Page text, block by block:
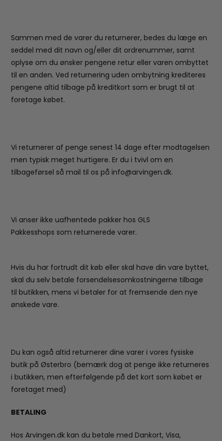
Sammen med de varer du returnerer, bedes du læge en
seddel med dit navn og/eller dit ordrenummer, samt
oplyse om du ønsker pengene retur eller varen ombyttet
til en anden. Ved returnering uden ombytning krediteres
pengene altid tilbage på kreditkort som er brugt til at
foretage købet.
Vi returnerer af penge senest 14 dage efter modtagelsen
men typisk meget hurtigere. Er du i tvivl om en
tilbageførsel så mail til os på info@arvingen.dk.
Vi anser ikke uafhentede pakker hos GLS
Pakkesshops som returnerede varer.
Hvis du har fortrudt dit køb eller skal have din vare byttet,
skal du selv betale forsendelsesomkostningerne tilbage
til butikken, mens vi betaler for at fremsende den nye
ønskede vare.
Du kan også altid returnerer dine varer i vores fysiske
butik på Østerbro (bemærk dog at penge ikke returneres
i butikken, men efterfølgende på det kort som købet er
foretaget med)
BETALING
Hos Arvingen.dk kan du betale med Dankort, Visa,